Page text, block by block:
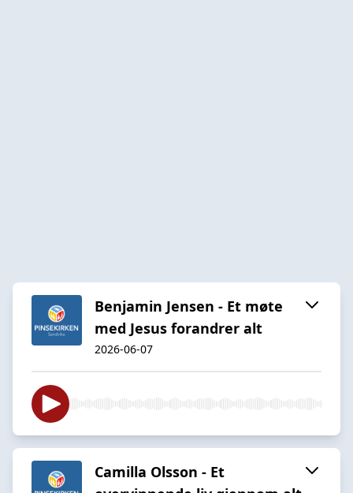
Benjamin Jensen - Et møte
med Jesus forandrer alt
2026-06-07
Camilla Olsson - Et